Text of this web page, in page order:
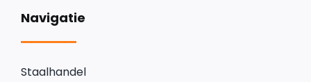
Navigatie
Staalhandel